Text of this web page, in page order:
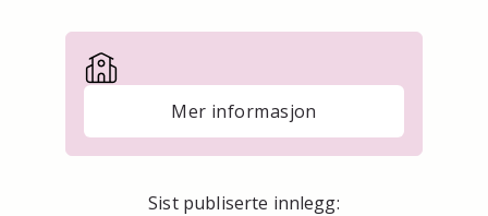
Mer informasjon
Sist publiserte innlegg: